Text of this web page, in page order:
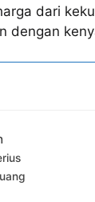
dari
dengan